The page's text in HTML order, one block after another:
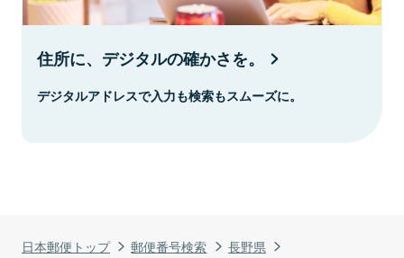
日本郵便トップ 郵便番号検索
長野県
住所に、デジタルの確かさを。
デジタルアドレスで入力も検索もスムーズに。